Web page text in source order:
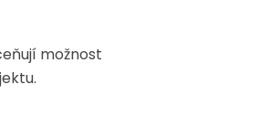
možnost